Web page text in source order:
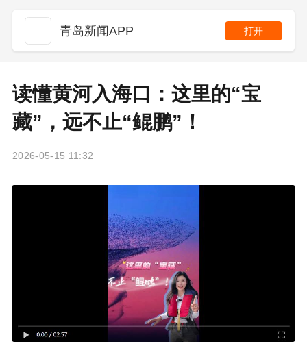
青岛新闻APP 打开
读懂黄河入海口：这里的“宝
藏”，远不止“鲲鹏”！
2026-05-15 11:32